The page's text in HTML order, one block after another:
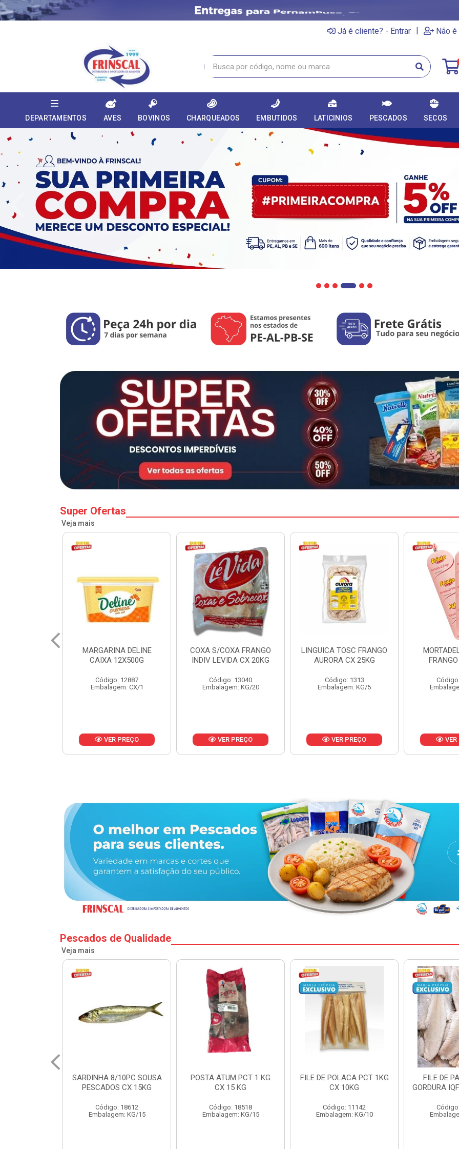
Já é cliente? - Entrar | Não
DEPARTAMENTOS AVES BOVINOS CHARQUEADOS EMBUTIDOS LATICINIOS PESCADOS SECOS
Super Ofertas
Veja mais
COXA S/COXA FRANGO
INDIV LEVIDA CX 20KG
Código: 13040
Embalagem: KG/20
VER PREÇO
LINGUICA TOSC FRANGO
AURORA CX 25KG
Código: 1313
Embalagem: KG/5
VER PREÇO
MORTADELA FRIATO
FRANGO CX14KG
Código: 13476
Embalagem: KG/14
VER PREÇO
AVIVAR
VER
Pescados de Qualidade
Veja mais
POSTA ATUM PCT 1 KG
CX 15 KG
Código: 18518
Embalagem: KG/15
FILE DE POLACA PCT 1KG
CX 10KG
Código: 11142
Embalagem: KG/10
FILE DE PANGA COM
GORDURA IQF CAIXA 10KG
Código: 20018
Embalagem: KG/10
FILE DE
APARADO